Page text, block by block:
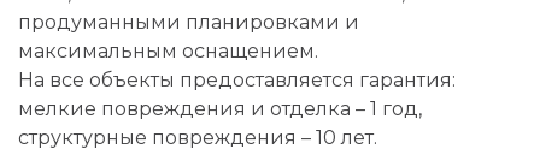
продуманными планировками и
максимальным оснащением.
На все объекты предоставляется гарантия:
мелкие повреждения и отделка – 1 год,
структурные повреждения – 10 лет.